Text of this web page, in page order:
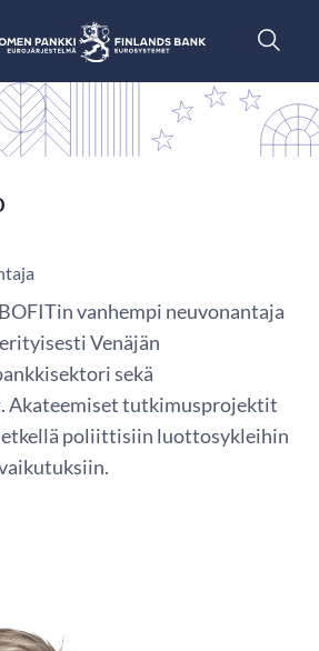
vanhempi neuvonantaja
Venäjän
sekä
Akateemiset tutkimusprojektit
poliittisiin luottosykleihin